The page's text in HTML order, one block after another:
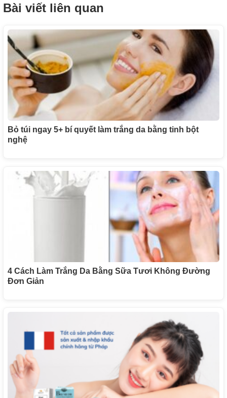
Bài viết liên quan
Bỏ túi ngay 5+ bí quyết làm trắng da bằng tinh bột
nghệ
4 Cách Làm Trắng Da Bằng Sữa Tươi Không Đường
Đơn Giản